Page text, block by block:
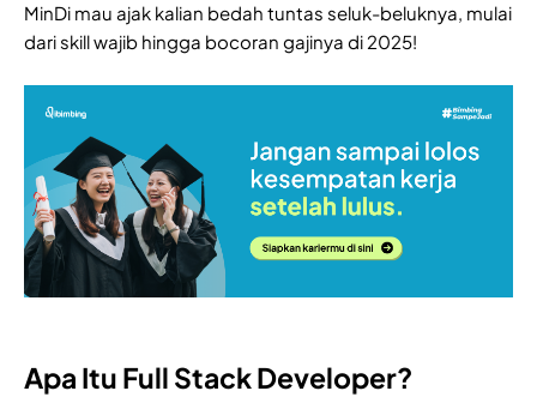
MinDi mau ajak kalian bedah tuntas seluk-beluknya, mulai
dari skill wajib hingga bocoran gajinya di 2025!
Apa Itu Full Stack Developer?